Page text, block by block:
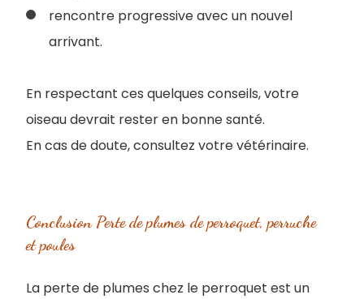
rencontre progressive avec un nouvel
arrivant.
En respectant ces quelques conseils, votre
oiseau devrait rester en bonne santé.
En cas de doute, consultez votre vétérinaire.
Conclusion Perte de plumes de perroquet, perruche
et poules
La perte de plumes chez le perroquet est un